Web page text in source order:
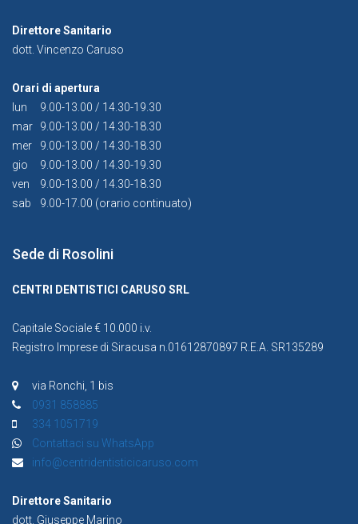
Direttore Sanitario
dott. Vincenzo Caruso
Orari di apertura
lun
9.00-13.00 / 14.30-19.30
mar
9.00-13.00 / 14.30-18.30
mer
9.00-13.00 / 14.30-18.30
gio
9.00-13.00 / 14.30-19.30
ven
9.00-13.00 / 14.30-18.30
sab
9.00-17.00 (orario continuato)
Sede di Rosolini
CENTRI DENTISTICI CARUSO SRL
Capitale Sociale € 10.000 i.v.
Registro Imprese di Siracusa n.01612870897 R.E.A. SR135289
via Ronchi, 1 bis
0931 858885
334 1051719
Contattaci su WhatsApp
info@centridentisticicaruso.com
Direttore Sanitario
dott. Giuseppe Marino